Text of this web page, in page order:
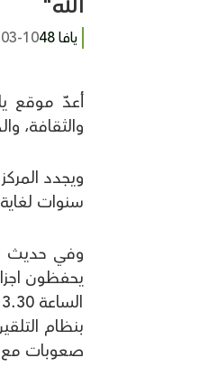
يافا 48 08:51:00
والثقافة، والذي يُصادف اليوم
سنوات لغاية جيل
يحفظون
بنظام
صعوبات مع